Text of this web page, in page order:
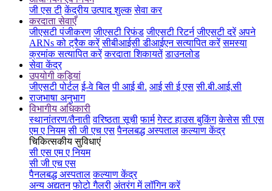
जी एस टी केंद्रीय उत्पाद शुल्क सेवा कर
करदाता सेवाएँ
जीएसटी पंजीकरण जीएसटी रिफंड जीएसटी रिटर्न जीएसटी दरें अपने
ARNs को ट्रैक करें सीबीआईसी डीआईएन सत्यापित करें समस्या
क्रमांक सत्यापित करें करदाता शिकायतें डाउनलोड
सेवा केंद्र
उपयोगी कड़ियां
जीएसटी पोर्टल ई-वे बिल पी आई बी. आई सी ई एस सी.बी.आई.सी
राजभाषा अनुभाग
विभागीय अधिकारी
स्थानांतरण/तैनाती वरिष्ठता सूची फार्म गेस्ट हाउस बुकिंग केसेस सी एस
एम ए नियम सी जी एच एस पैनलबद्ध अस्पताल कल्याण केंद्र
चिकित्सकीय सुविधाएं
सी एस एम ए नियम
सी जी एच एस
पैनलबद्ध अस्पताल कल्याण केंद्र
अन्य अद्यतन फोटो गैलरी अंतरंग में लॉगिन करें